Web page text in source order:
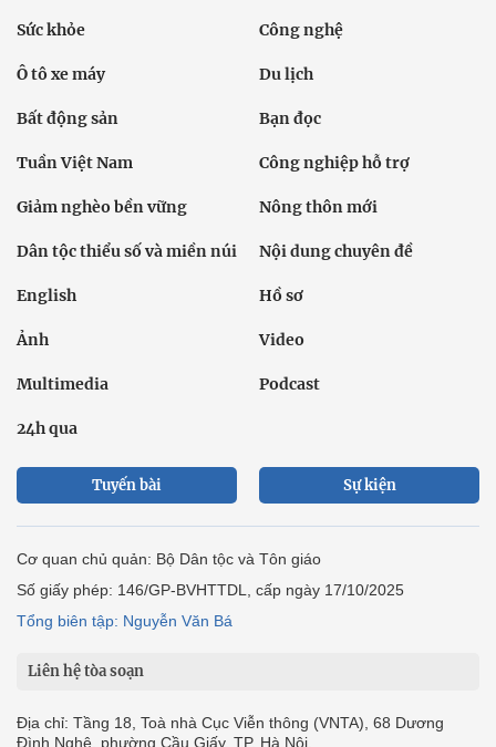
Sức khỏe Công nghệ
Ô tô xe máy Du lịch
Bất động sản Bạn đọc
Tuần Việt Nam Công nghiệp hỗ trợ
Giảm nghèo bền vững Nông thôn mới
Dân tộc thiểu số và miền núi Nội dung chuyên đề
English Hồ sơ
Ảnh Video
Multimedia Podcast
24h qua
Tuyến bài Sự kiện
Cơ quan chủ quản: Bộ Dân tộc và Tôn giáo
Số giấy phép: 146/GP-BVHTTDL, cấp ngày 17/10/2025
Tổng biên tập: Nguyễn Văn Bá
Liên hệ tòa soạn
Địa chỉ: Tầng 18, Toà nhà Cục Viễn thông (VNTA), 68 Dương
Đình Nghệ, phường Cầu Giấy, TP. Hà Nội.